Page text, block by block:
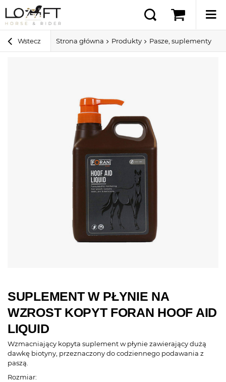
Wstecz Strona główna Produkty Pasze, suplementy i
SUPLEMENT W PŁYNIE NA
WZROST KOPYT FORAN HOOF AID
LIQUID
Wzmacniający kopyta suplement w płynie zawierający dużą
dawkę biotyny, przeznaczony do codziennego podawania z
paszą.
Rozmiar: